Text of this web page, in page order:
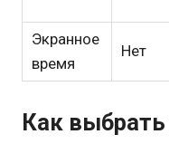
Экранное
время
Нет
Как